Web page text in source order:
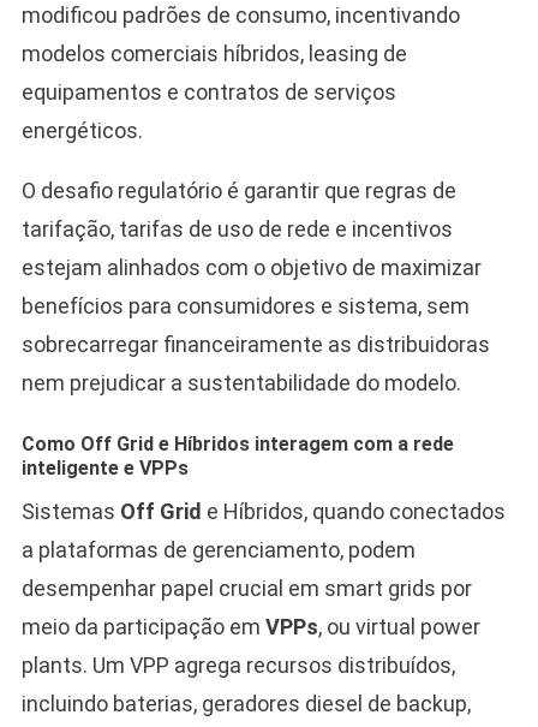
modificou padrões de consumo, incentivando
modelos comerciais híbridos, leasing de
equipamentos e contratos de serviços
energéticos.
O desafio regulatório é garantir que regras de
tarifação, tarifas de uso de rede e incentivos
estejam alinhados com o objetivo de maximizar
benefícios para consumidores e sistema, sem
sobrecarregar financeiramente as distribuidoras
nem prejudicar a sustentabilidade do modelo.
Como Off Grid e Híbridos interagem com a rede
inteligente e VPPs
Sistemas Off Grid e Híbridos, quando conectados
a plataformas de gerenciamento, podem
desempenhar papel crucial em smart grids por
meio da participação em VPPs, ou virtual power
plants. Um VPP agrega recursos distribuídos,
incluindo baterias, geradores diesel de backup,